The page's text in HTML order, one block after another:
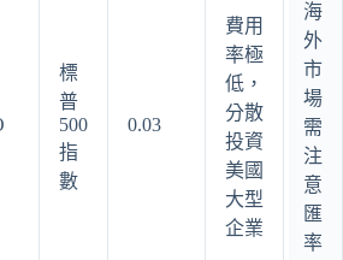
標
普
500
指
數
0.03
費用
率極
低，
分散
投資
美國
大型
企業
海
外
市
場
需
注
意
匯
率